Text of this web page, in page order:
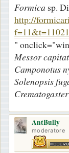
i
o
Formica sp.
http://
f=11&t=11021
"
Messor
Camponotus
Solenopsis
AntBully
moderatore